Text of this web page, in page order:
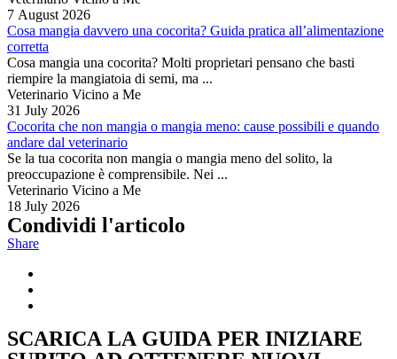
7 August 2026
Cosa mangia davvero una cocorita? Guida pratica all’alimentazione
corretta
Cosa mangia una cocorita? Molti proprietari pensano che basti
riempire la mangiatoia di semi, ma ...
Veterinario Vicino a Me
31 July 2026
Cocorita che non mangia o mangia meno: cause possibili e quando
andare dal veterinario
Se la tua cocorita non mangia o mangia meno del solito, la
preoccupazione è comprensibile. Nei ...
Veterinario Vicino a Me
18 July 2026
Condividi l'articolo
Share
SCARICA LA GUIDA PER INIZIARE